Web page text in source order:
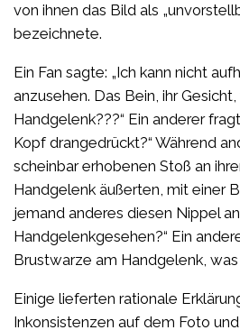
von ihnen das Bild als
bezeichnete.
Ein Fan sagte: „Ich kann nicht
anzusehen. Das Bein, ihr
Handgelenk???“ Ein anderer
Kopf drangedrückt?“ Während
scheinbar erhobenen Stoß an
Handgelenk äußerten, mit einer
jemand anderes diesen Nippel
Handgelenkgesehen?“ Ein
Brustwarze am Handgelenk, was
Einige lieferten rationale
Inkonsistenzen auf dem Foto